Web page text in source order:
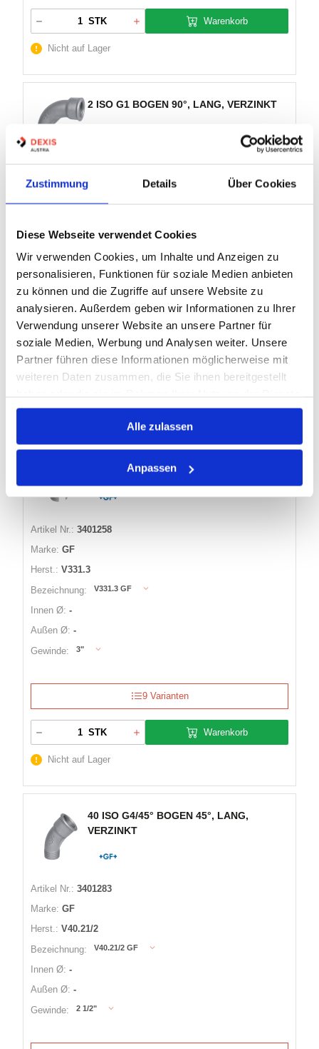
Zustimmung Details Über Cookies
Diese Webseite verwendet Cookies
Wir verwenden Cookies, um Inhalte und Anzeigen zu
personalisieren, Funktionen für soziale Medien anbieten
zu können und die Zugriffe auf unsere Website zu
analysieren. Außerdem geben wir Informationen zu Ihrer
Verwendung unserer Website an unsere Partner für
soziale Medien, Werbung und Analysen weiter. Unsere
Partner führen diese Informationen möglicherweise mit
weiteren Daten zusammen, die Sie ihnen bereitgestellt
gesammelt haben.
Alle zulassen
Anpassen
STK Warenkorb
Nicht auf Lager
2 ISO G1 BOGEN 90°, LANG, VERZINKT
Marke: GF
Bezeichnung:
Außen Ø: -
Gewinde:
1/4"
11 Varianten
STK Warenkorb
DICHTEND, VERZINKT
Artikel Nr.: 3401258
Marke: GF
Herst.: V331.3
Bezeichnung:
V331.3 GF
Innen Ø: -
Außen Ø: -
Gewinde:
3"
9 Varianten
STK Warenkorb
Nicht auf Lager
40 ISO G4/45° BOGEN 45°, LANG,
VERZINKT
Artikel Nr.: 3401283
Marke: GF
Herst.: V40.21/2
Bezeichnung:
V40.21/2 GF
Innen Ø: -
Außen Ø: -
Gewinde:
2 1/2"